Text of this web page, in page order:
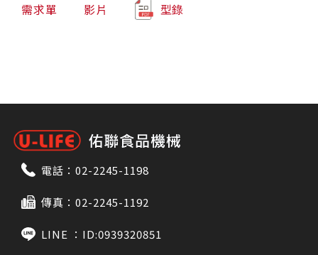
需求單 影片 型錄
電話： 02-2245-1198
傳真：02-2245-1192
LINE ： ID:0939320851